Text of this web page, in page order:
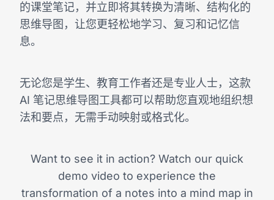
的课堂笔记，并立即将其转换为清晰、结构化的
思维导图，让您更轻松地学习、复习和记忆信
息。
无论您是学生、教育工作者还是专业人士，这款
AI 笔记思维导图工具都可以帮助您直观地组织想
法和要点，无需手动映射或格式化。
Want to see it in action? Watch our quick
demo video to experience the
transformation of a notes into a mind map in